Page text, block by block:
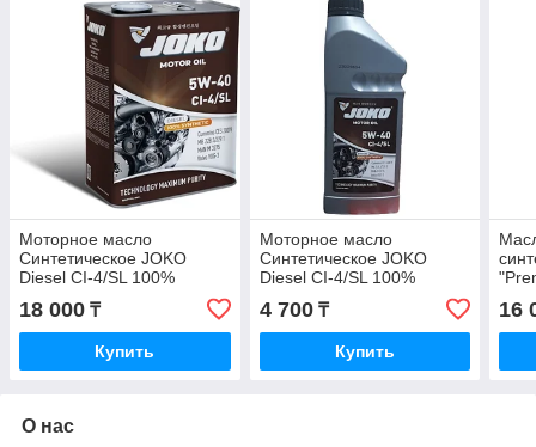
Моторное масло
Синтетическое JOKO
Diesel CI-4/SL 100%
Synthetic 5W-40 4л
18 000 ₸
Купить
Моторное масло
Синтетическое JOKO
Diesel CI-4/SL 100%
Synthetic 5W-40 1л
4 700₸
Купить
16
О нас